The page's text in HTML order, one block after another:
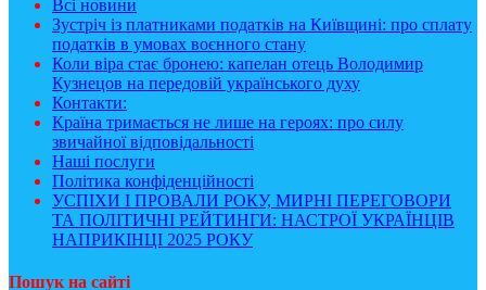
Всі новини
Зустріч із платниками податків на Київщині: про сплату
податків в умовах воєнного стану
Коли віра стає бронею: капелан отець Володимир
Кузнецов на передовій українського духу
Контакти:
Країна тримається не лише на героях: про силу
звичайної відповідальності
Наші послуги
Політика конфіденційності
УСПІХИ І ПРОВАЛИ РОКУ, МИРНІ ПЕРЕГОВОРИ
ТА ПОЛІТИЧНІ РЕЙТИНГИ: НАСТРОЇ УКРАЇНЦІВ
НАПРИКІНЦІ 2025 РОКУ
Пошук на сайті